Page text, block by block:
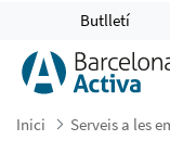
TOTS Butlletí
Inici Serveis a les